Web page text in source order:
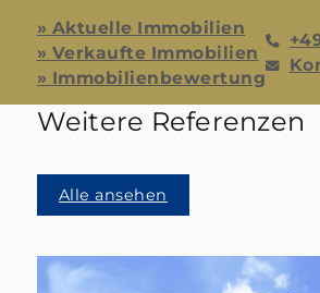
» Aktuelle Immobilien
» Verkaufte Immobilien
» Immobilienbewertung
Weitere Referenzen
Alle ansehen